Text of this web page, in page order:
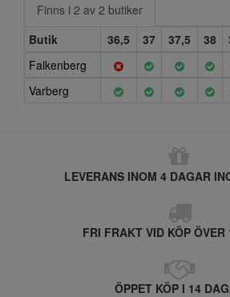
Finns i 2 av 2 butiker
Butik
36,5 37 37,5 38
Falkenberg
Varberg
LEVERANS INOM 4 DAGAR
FRI FRAKT VID KÖP ÖVER
ÖPPET KÖP I 14